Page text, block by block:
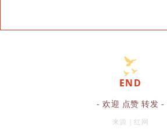
END
- 欢迎 点赞 转发 -
来源｜红网